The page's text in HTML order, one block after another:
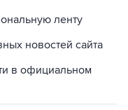
ленту
новостей сайта
в официальном